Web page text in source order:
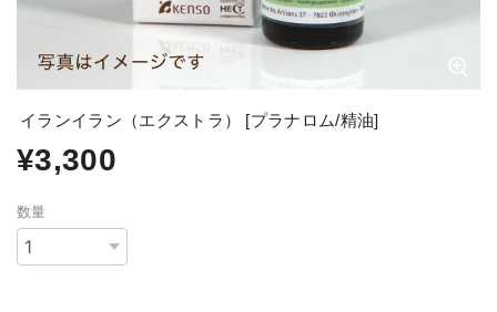
イランイラン（エクストラ） [プラナロム/精油]
¥3,300
数量